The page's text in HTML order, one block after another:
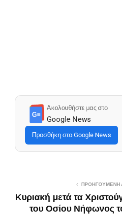
G≡
Ακολουθήστε μας στο
Google News
Προσθήκη στο Google News
ΠΡΟΗΓΟΎΜΕΝΗ
Κυριακή μετά τα
του Οσίου Νήφωνος